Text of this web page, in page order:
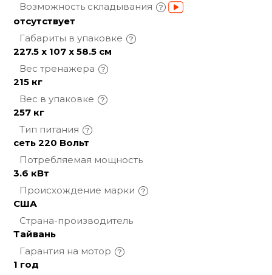
Возможность складывания
отсутствует
Габариты в упаковке
227.5 х 107 х 58.5 см
Вес тренажера
215 кг
Вес в упаковке
257 кг
Тип питания
сеть 220 Вольт
Потребляемая мощность
3.6 кВт
Происхождение марки
США
Страна-производитель
Тайвань
Гарантия на мотор
1 год